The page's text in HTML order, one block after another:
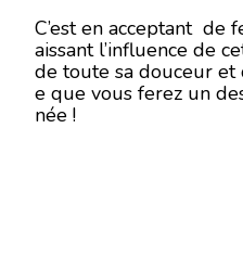
C’est en acceptant de
aissant l’influence de
de toute sa douceur
e que vous ferez un
née !